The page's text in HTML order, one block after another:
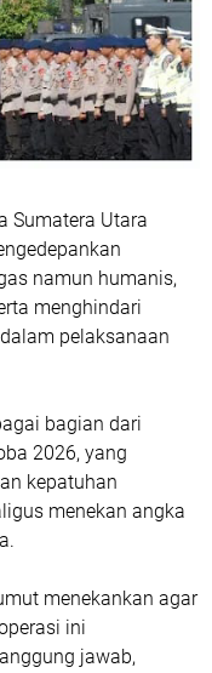
Sumatera Utara
namun humanis,
menghindari
pelaksanaan
bagian dari
2026, yang
kepatuhan
menekan angka
menekankan agar
ini
jawab,